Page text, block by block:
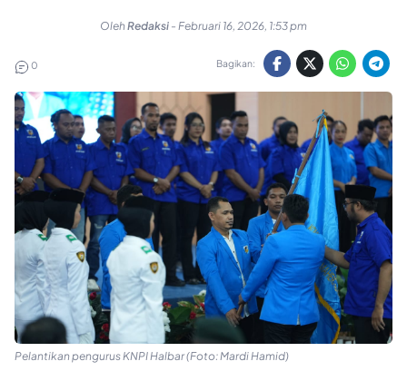
OlehRedaksi - Februari 16, 2026, 1:53 pm
0 Bagikan:
Pelantikan pengurus KNPI Halbar (Foto: Mardi Hamid)